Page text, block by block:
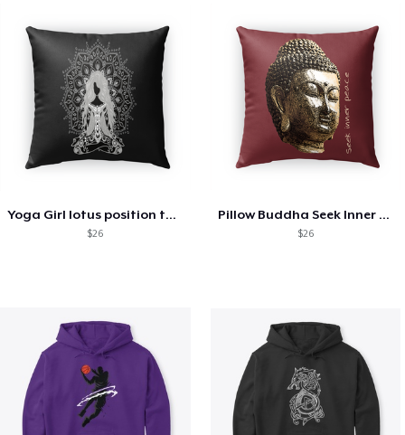
Yoga Girl lotus position tank top
$26
Pillow Buddha Seek Inner Peace
$26